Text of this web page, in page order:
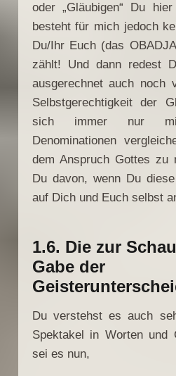
oder „Gläubigen“ Du
besteht für mich jedoch
Du/Ihr Euch (das
zählt! Und dann redest
ausgerechnet auch noch
Selbstgerechtigkeit der
sich immer nur
Denominationen
dem Anspruch Gottes zu
Du davon, wenn Du
auf Dich und Euch selbst
1.6. Die zur
Gabe der
Du verstehst es auch
Spektakel in Worten und
sei es nun,